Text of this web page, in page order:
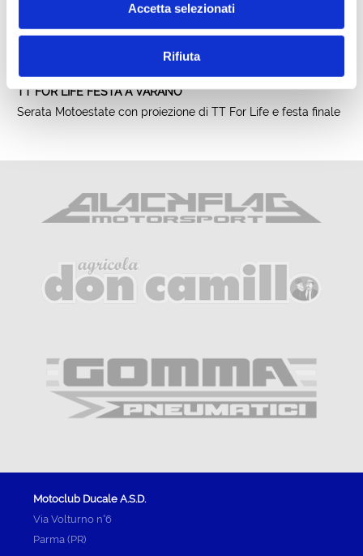
Accetta selezionati
Rifiuta
TT FOR LIFE FESTA A VARANO
Serata Motoestate con proiezione di TT For Life e festa finale
Motoclub Ducale A.S.D.
Via Volturno n°6
Parma (PR)